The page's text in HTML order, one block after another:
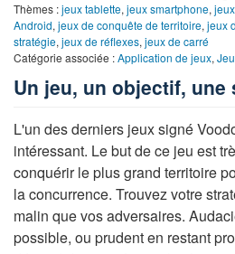
Thèmes :jeux tablette, jeux smartphone,
Android, jeux de conquête de territoire, jeux
stratégie, jeux de réflexes, jeux de carré
Catégorie associée :Application de jeux,
Un jeu, un objectif, une
L'un des derniers jeux signé
intéressant. Le but de ce jeu est
conquérir le plus grand territoire
la concurrence. Trouvez votre
malin que vos adversaires.
possible, ou prudent en restant